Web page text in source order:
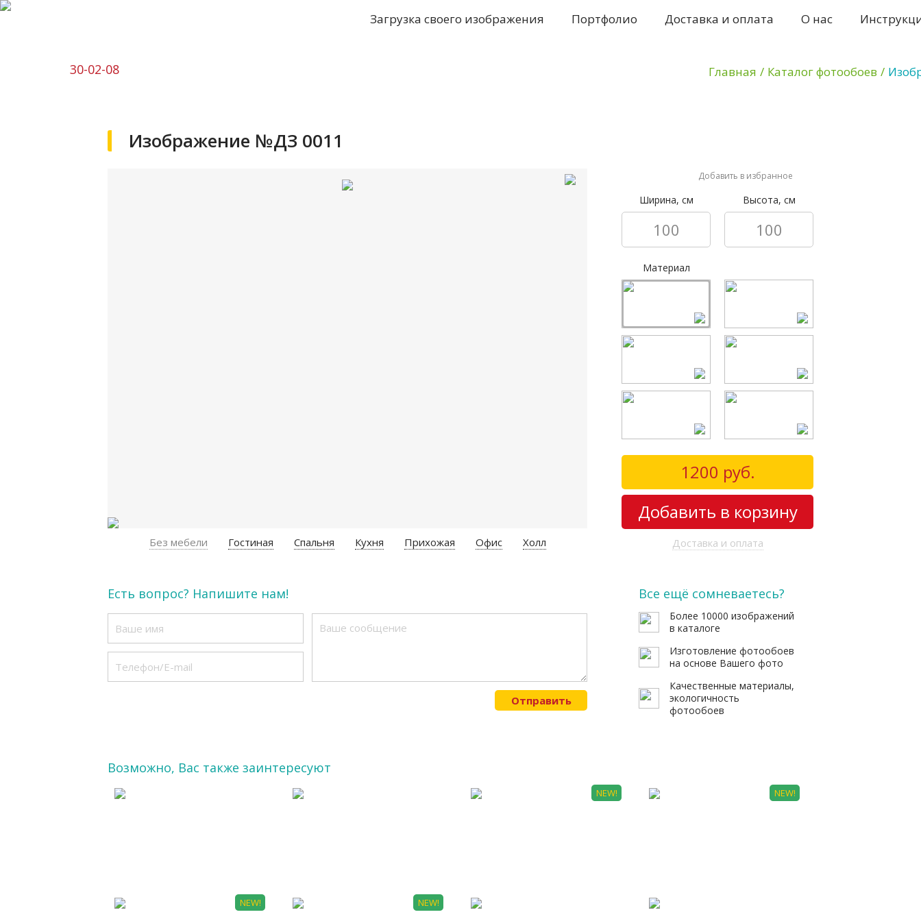
30-02-08
Загрузка своего изображения Портфолио Доставка и оплата О нас
Главная / Каталог фотообоев /
Изображение №ДЗ 0011
Без мебели Гостиная Спальня Кухня Прихожая Офис Холл
Добавить в избранное
Ширина, см Высота, см
Материал
1200 руб.
Добавить в корзину
Доставка и оплата
Есть вопрос? Напишите нам!
Отправить
Все ещё сомневаетесь?
Более 10000 изображений
в каталоге
Изготовление фотообоев
на основе Вашего фото
Качественные материалы,
экологичность
фотообоев
Возможно, Вас также заинтересуют
NEW! NEW!
NEW! NEW!